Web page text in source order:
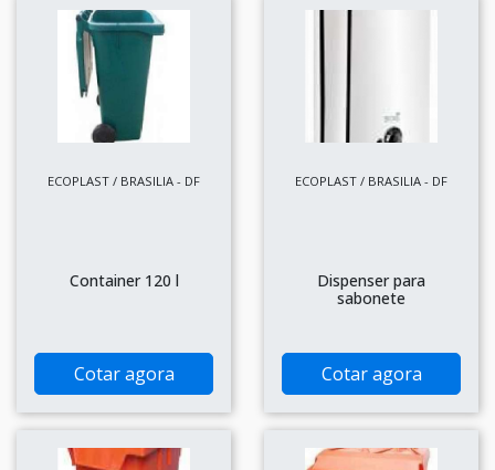
ECOPLAST / BRASILIA - DF
Container 120 l
Cotar agora
ECOPLAST / BRASILIA - DF
Dispenser para
sabonete
Cotar agora